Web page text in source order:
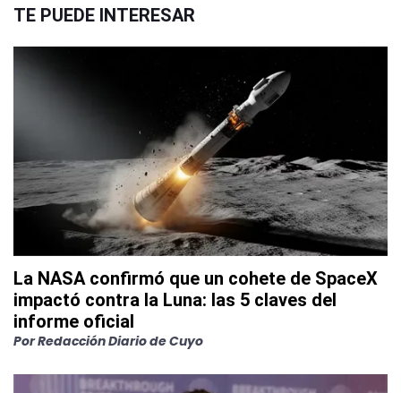
TE PUEDE INTERESAR
La NASA confirmó que un cohete de SpaceX
impactó contra la Luna: las 5 claves del
informe oficial
PorRedacción Diario de Cuyo